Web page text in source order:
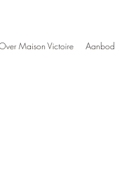
Maison Victoire Aanbod